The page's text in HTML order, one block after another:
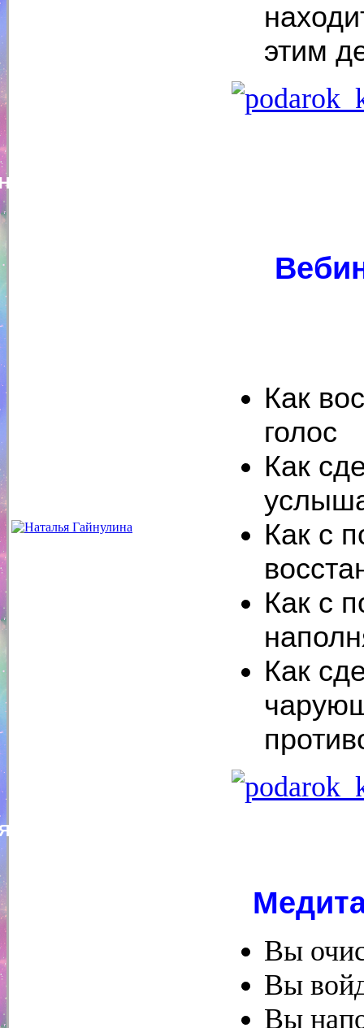
этим
Гайнулина
Как
голос
Как
Как с
Как с
Как
Вересова
Вы
Вы
Вы